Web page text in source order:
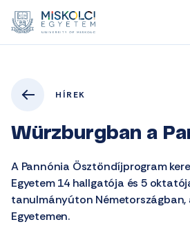
HÍREK
Würzburgban a
A Pannónia Ösztöndíjprogram
Egyetem 14 hallgatója és 5
tanulmányúton Németországban,
Egyetemen.